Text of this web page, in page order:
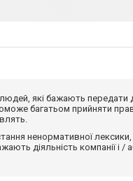
людей, які бажають
багатьом прийняти
ненормативної
діяльність компанії і